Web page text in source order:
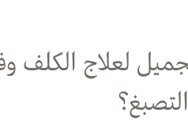
لعلاج الكلف